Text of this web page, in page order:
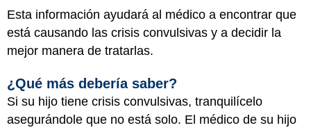
Esta información ayudará al médico a encontrar que
está causando las crisis convulsivas y a decidir la
mejor manera de tratarlas.
¿Qué más debería saber?
Si su hijo tiene crisis convulsivas, tranquilícelo
asegurándole que no está solo. El médico de su hijo